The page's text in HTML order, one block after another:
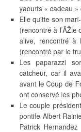
yaourts « cadeau »
Elle quitte son
(rencontré à
alive, rencontré à
(rencontré par le
Les paparazzi
catcheur, car il
avant le Coup de
ont conservé les
Le couple
pontife Albert
Patrick